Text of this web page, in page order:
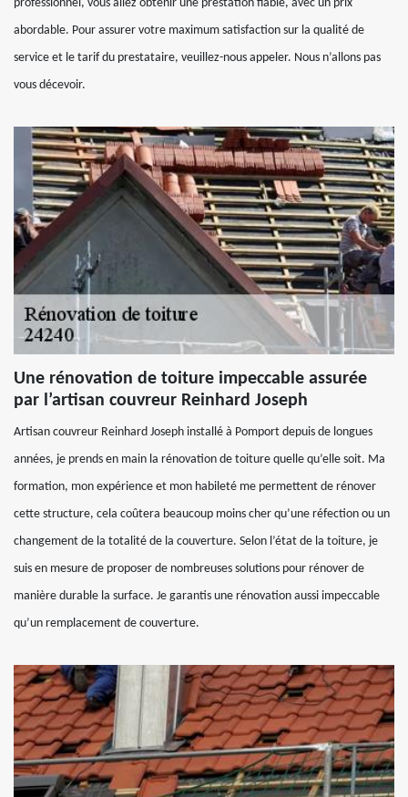
professionnel, vous allez obtenir une prestation fiable, avec un prix
abordable. Pour assurer votre maximum satisfaction sur la qualité de
service et le tarif du prestataire, veuillez-nous appeler. Nous n’allons pas
vous décevoir.
Une rénovation de toiture impeccable assurée
par l’artisan couvreur Reinhard Joseph
Artisan couvreur Reinhard Joseph installé à Pomport depuis de longues
années, je prends en main la rénovation de toiture quelle qu’elle soit. Ma
formation, mon expérience et mon habileté me permettent de rénover
cette structure, cela coûtera beaucoup moins cher qu’une réfection ou un
changement de la totalité de la couverture. Selon l’état de la toiture, je
suis en mesure de proposer de nombreuses solutions pour rénover de
manière durable la surface. Je garantis une rénovation aussi impeccable
qu’un remplacement de couverture.